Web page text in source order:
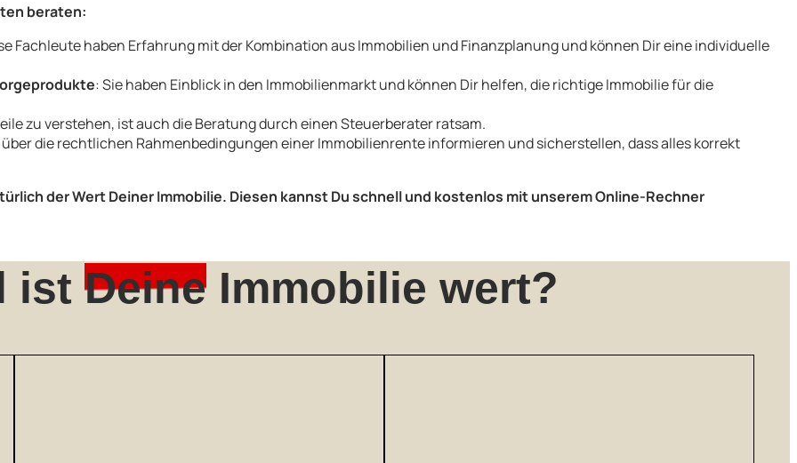
beraten:
Fachleute haben Erfahrung mit der Kombination aus Immobilien und Finanzplanung und können Dir eine individuelle
: Sie haben Einblick in den Immobilienmarkt und können Dir helfen, die richtige Immobilie für die
zu verstehen, ist auch die Beratung durch einen Steuerberater ratsam.
über die rechtlichen Rahmenbedingungen einer Immobilienrente informieren und sicherstellen, dass alles korrekt
der Wert Deiner Immobilie. Diesen kannst Du schnell und kostenlos mit unserem Online-Rechner
ist DeineImmobilie wert?